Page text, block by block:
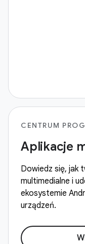
CENTRUM
Aplikacje
Dowiedz się, jak
multimedialne i
ekosystemie
urządzeń.